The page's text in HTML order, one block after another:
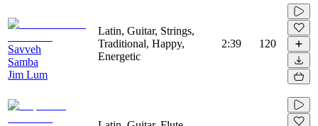
Savveh
Samba
Jim Lum
Latin, Guitar, Strings,
Traditional, Happy,
Energetic
2:39 120